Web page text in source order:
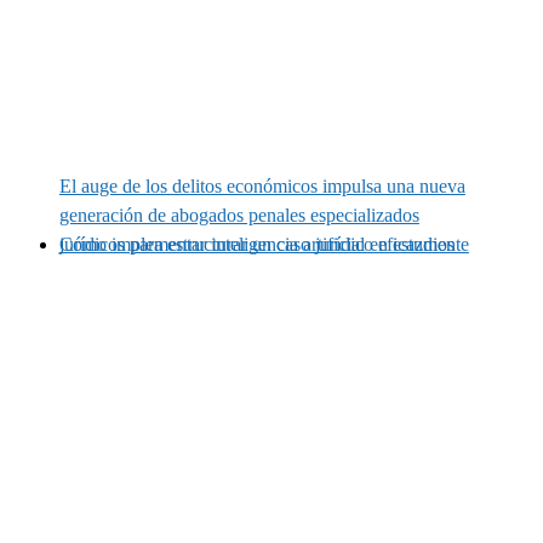
El auge de los delitos económicos impulsa una nueva
generación de abogados penales especializados
Cómo implementar inteligencia artificial en estudios jurídicos para estructurar un caso jurídico eficazmente